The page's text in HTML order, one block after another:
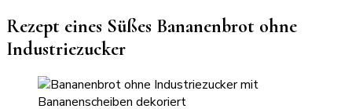
Rezept eines Süßes Bananenbrot ohne
Industriezucker